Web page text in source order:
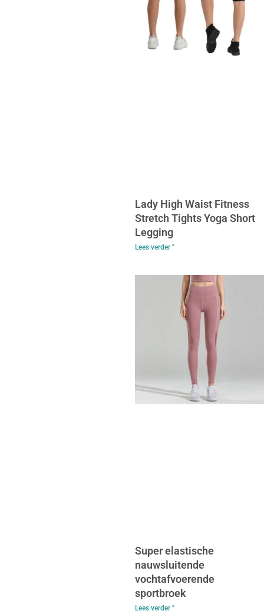
Lady High Waist Fitness
Stretch Tights Yoga Short
Legging
Lees verder "
Super elastische
nauwsluitende
vochtafvoerende
sportbroek
Lees verder "